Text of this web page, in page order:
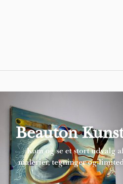
Beauton
Kom og se et stort udvalg
malerier, tegninger og